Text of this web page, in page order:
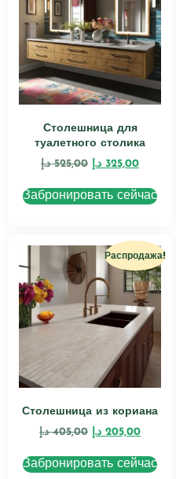
Столешница для
туалетного столика
525,00 د.إ 325,00 د.إ
Забронировать сейчас
Распродажа!
Столешница из кориана
405,00 د.إ 205,00 د.إ
Забронировать сейчас